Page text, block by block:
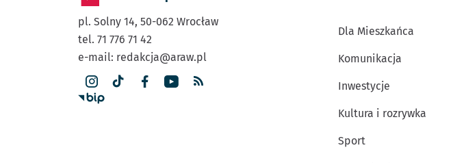
pl. Solny 14, 50-062 Wrocław
tel. 71 776 71 42
e-mail: redakcja@araw.pl
Dla Mieszkańca
Komunikacja
Inwestycje
Kultura i rozrywka
Sport